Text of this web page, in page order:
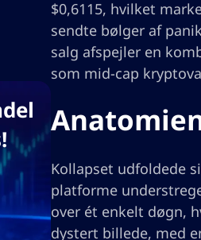
$0,6115, hvilket
sendte bølger af
salg afspejler en
som mid-cap
Kollapset udfoldede
platforme
over ét enkelt døgn,
dystert billede, med